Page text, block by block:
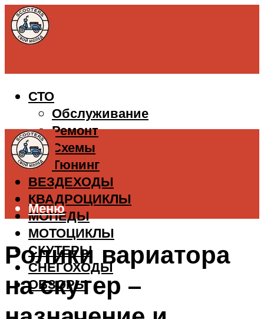
СТО
Обслуживание
Ремонт
Схемы
Тюнинг
ВЕЗДЕХОДЫ
КВАДРОЦИКЛЫ
МОПЕДЫ
МОТОЦИКЛЫ
СКУТЕРЫ
СНЕГОХОДЫ
ОБЗОРЫ
Меню
Ролики вариатора
на скутер –